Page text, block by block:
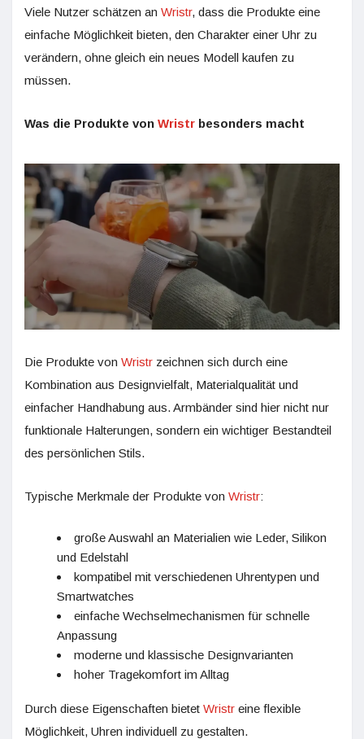
Viele Nutzer schätzen an Wristr, dass die Produkte eine
einfache Möglichkeit bieten, den Charakter einer Uhr zu
verändern, ohne gleich ein neues Modell kaufen zu
müssen.
Was die Produkte von Wristr besonders macht
Die Produkte von Wristr zeichnen sich durch eine
Kombination aus Designvielfalt, Materialqualität und
einfacher Handhabung aus. Armbänder sind hier nicht nur
funktionale Halterungen, sondern ein wichtiger Bestandteil
des persönlichen Stils.
Typische Merkmale der Produkte von Wristr:
große Auswahl an Materialien wie Leder, Silikon
und Edelstahl
kompatibel mit verschiedenen Uhrentypen und
Smartwatches
einfache Wechselmechanismen für schnelle
Anpassung
moderne und klassische Designvarianten
hoher Tragekomfort im Alltag
Durch diese Eigenschaften bietet Wristr eine flexible
Möglichkeit, Uhren individuell zu gestalten.